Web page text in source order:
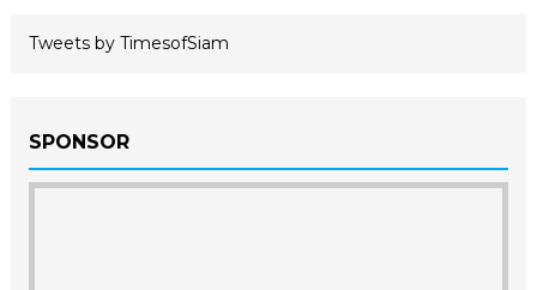
Tweets by TimesofSiam
SPONSOR